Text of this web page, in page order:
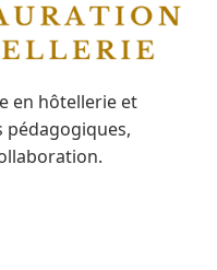
en hôtellerie et